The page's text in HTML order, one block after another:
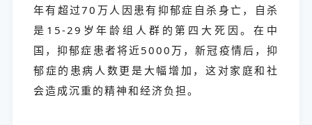
年有超过70万人因患有抑郁症自杀身亡，自杀
是15-29岁年龄组人群的第四大死因。在中
国，抑郁症患者将近5000万，新冠疫情后，抑
郁症的患病人数更是大幅增加，这对家庭和社
会造成沉重的精神和经济负担。